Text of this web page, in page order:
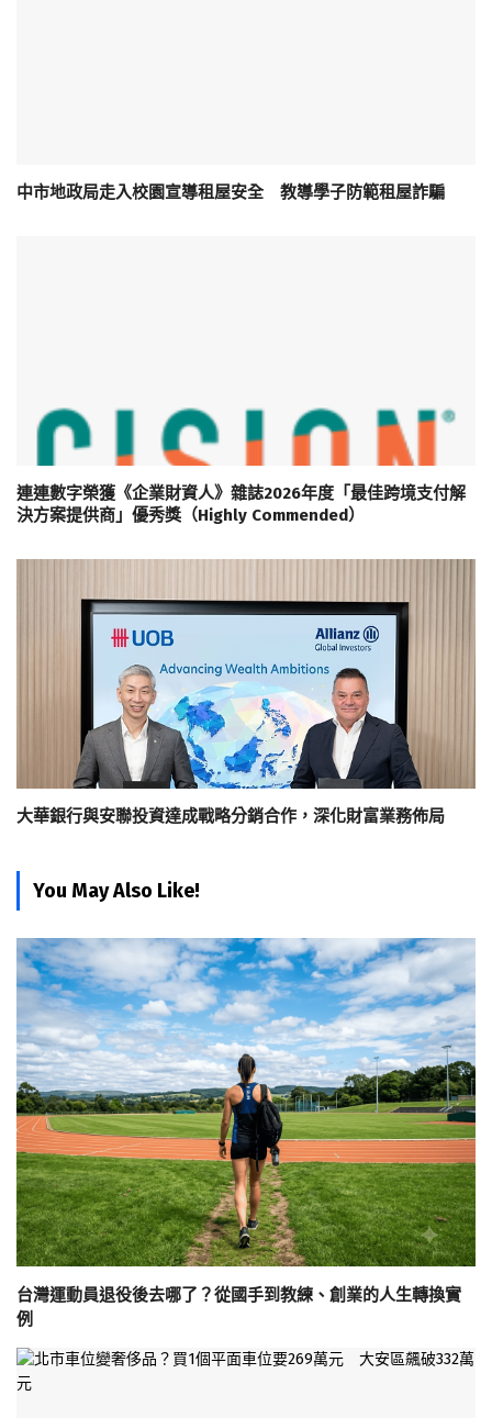
中市地政局走入校園宣導租屋安全 教導學子防範租屋詐騙
連連數字榮獲《企業財資人》雜誌2026年度「最佳跨境支付解
決方案提供商」優秀獎（Highly Commended）
大華銀行與安聯投資達成戰略分銷合作，深化財富業務佈局
You May Also Like!
台灣運動員退役後去哪了？從國手到教練、創業的人生轉換實
例